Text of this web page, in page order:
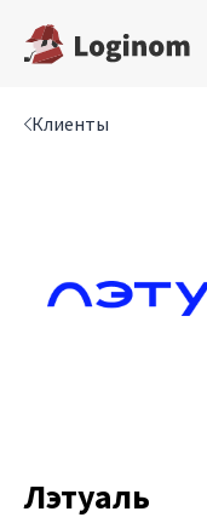
Купить
Клиенты
Лэтуаль